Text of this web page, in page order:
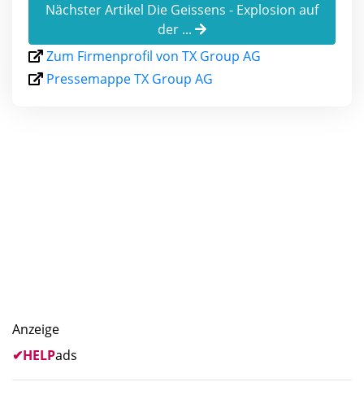
Nächster Artikel Die Geissens - Explosion auf
der ...
Zum Firmenprofil von TX Group AG
Pressemappe TX Group AG
Anzeige
✔HELPads